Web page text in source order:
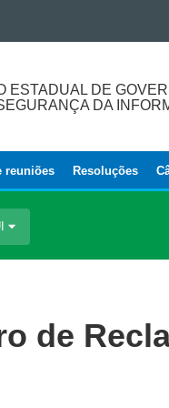
ESTADUAL DE
DA
reuniões Resoluções
de